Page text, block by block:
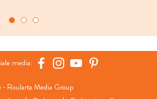
media:
Roularta Media Group